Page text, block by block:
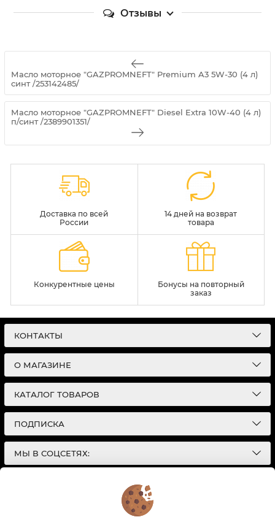
Отзывы
Масло моторное "GAZPROMNEFT" Premium A3 5W-30 (4 л)
синт /253142485/
Масло моторное "GAZPROMNEFT" Diesel Extra 10W-40 (4 л)
п/синт /2389901351/
Доставка по всей
России
14 дней на возврат
товара
Конкурентные цены
Бонусы на повторный
заказ
КОНТАКТЫ
О МАГАЗИНЕ
КАТАЛОГ ТОВАРОВ
ПОДПИСКА
МЫ В СОЦСЕТЯХ:
Интернет-магазин автотоваров в Екатеринбурге
| Разработка сайтов |
Политика конфиденциальности